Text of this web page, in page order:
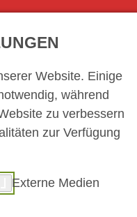
Website. Einige
während
zu verbessern
zur Verfügung
Externe Medien